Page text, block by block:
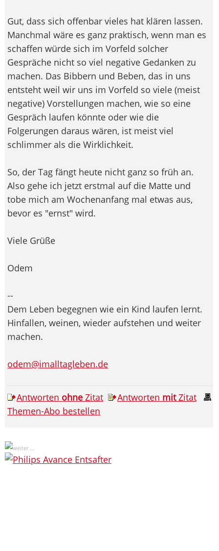
Gut, dass sich offenbar vieles hat klären lassen.
Manchmal wäre es ganz praktisch, wenn man es
schaffen würde sich im Vorfeld solcher
Gespräche nicht so viel negative Gedanken zu
machen. Das Bibbern und Beben, das in uns
entsteht weil wir uns im Vorfeld so viele (meist
negative) Vorstellungen machen, wie so eine
Gespräch laufen könnte oder wie die
Folgerungen daraus wären, ist meist viel
schlimmer als die Wirklichkeit.
So, der Tag fängt heute nicht ganz so früh an.
Also gehe ich jetzt erstmal auf die Matte und
tobe mich am Wochenanfang mal etwas aus,
bevor es "ernst" wird.
Viele Grüße
Odem
--
Dem Leben begegnen wie ein Kind laufen lernt.
Hinfallen, weinen, wieder aufstehen und weiter
machen.
odem@imalltagleben.de
Antworten ohne Zitat Antworten mitZitat
Themen-Abo bestellen